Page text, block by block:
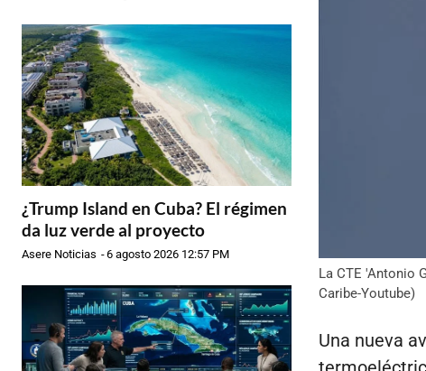
¿Trump Island en Cuba? El régimen
da luz verde al proyecto
Asere Noticias -6 agosto 2026 12:57 PM
La CTE 'Antonio
Caribe-Youtube)
Una nueva